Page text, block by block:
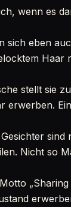
wenn es
sich eben
Haar
stellt sie
erwerben.
Nicht so